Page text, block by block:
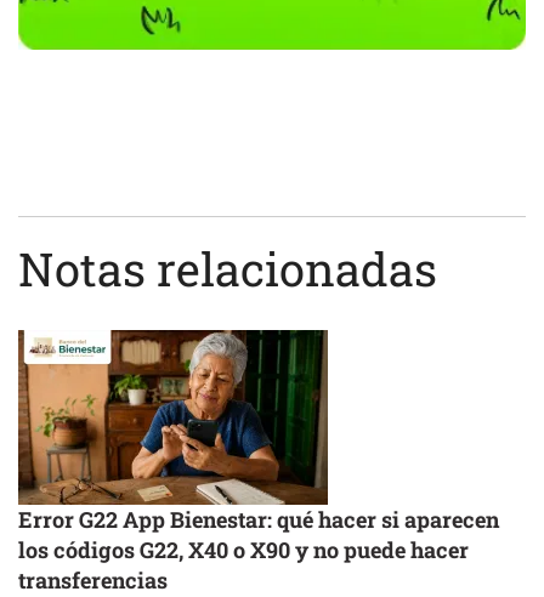
Notas relacionadas
Error G22 App Bienestar: qué hacer si aparecen
los códigos G22, X40 o X90 y no puede hacer
transferencias